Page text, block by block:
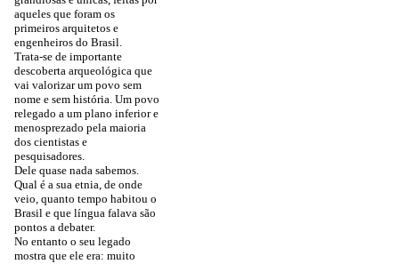
aqueles que foram os
primeiros arquitetos e
engenheiros do Brasil.
Trata-se de importante
descoberta arqueológica que
vai valorizar um povo sem
nome e sem história. Um povo
relegado a um plano inferior e
menosprezado pela maioria
dos cientistas e
pesquisadores.
Dele quase nada sabemos.
Qual é a sua etnia, de onde
veio, quanto tempo habitou o
Brasil e que língua falava são
pontos a debater.
No entanto o seu legado
mostra que ele era: muito